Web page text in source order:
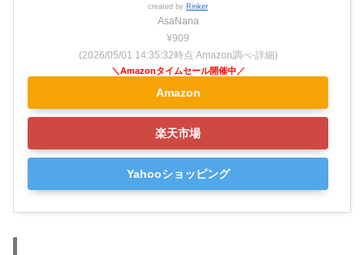
created by Rinker
AsaNana
¥909
(2026/05/01 14:35:32時点 Amazon調べ-詳細)
Amazon
楽天市場
Yahooショッピング